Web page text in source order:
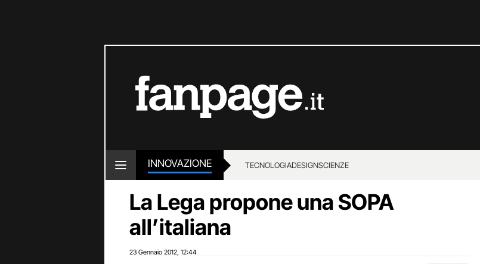
INNOVAZIONE TECNOLOGIADESIGNSCIENZE
La Lega propone una SOPA
all’italiana
23 Gennaio 2012 12:44